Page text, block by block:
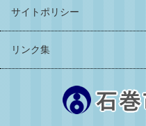
サイトポリシー
リンク集